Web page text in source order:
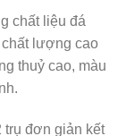
chất liệu đá
lượng cao
thuỷ cao, màu
trụ đơn giản kết